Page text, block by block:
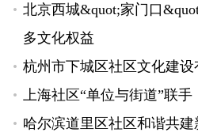
北京西城&quot;家门口
多文化权益
杭州市下城区社区文化建设
上海社区“单位与街道”联
哈尔滨道里区社区和谐共建